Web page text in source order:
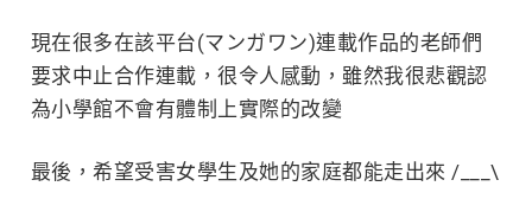
現在很多在該平台(マンガワン)連載作品的老師們
要求中止合作連載，很令人感動，雖然我很悲觀認
為小學館不會有體制上實際的改變
最後，希望受害女學生及她的家庭都能走出來 /___\